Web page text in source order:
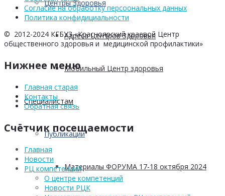
Центры Здоровья
Адреса Центров Здоровья
Мобильный Центр здоровья
Cпециалистам
Публикации
Материалы ФОРУМА 17-18 октября 2024
Согласие на обработку персоональных данных
Политика конфидициальности
© 2012-2024 КГБУЗ «Красноярский краевой Центр
общественного здоровья и медицинской профилактики»
Нижнее меню
Главная старая
Контакты
Обратная связь
Счётчик посещаемости
Главная
Новости
РЦ компетенций
О центре компетенций
Новости РЦК